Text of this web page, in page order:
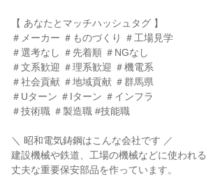
【 あなたとマッチハッシュタグ 】
＃メーカー ＃ものづくり ＃工場見学
＃選考なし ＃先着順 ＃NGなし
＃文系歓迎 ＃理系歓迎 ＃機電系
＃社会貢献 ＃地域貢献 ＃群馬県
＃Uターン ＃Iターン ＃インフラ
＃技術職 ＃製造職 #技能職
＼ 昭和電気鋳鋼はこんな会社です ／
建設機械や鉄道、工場の機械などに使われる
丈夫な重要保安部品を作っています。